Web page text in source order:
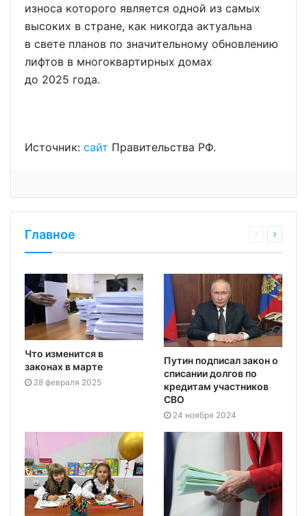
износа которого является одной из самых
высоких в стране, как никогда актуальна
в свете планов по значительному обновлению
лифтов в многоквартирных домах
до 2025 года.
Источник: сайт Правительства РФ.
Главное
Что изменится в
законах в марте
28 февраля 2025
Путин подписал закон о
списании долгов по
кредитам участников
СВО
24 ноября 2024